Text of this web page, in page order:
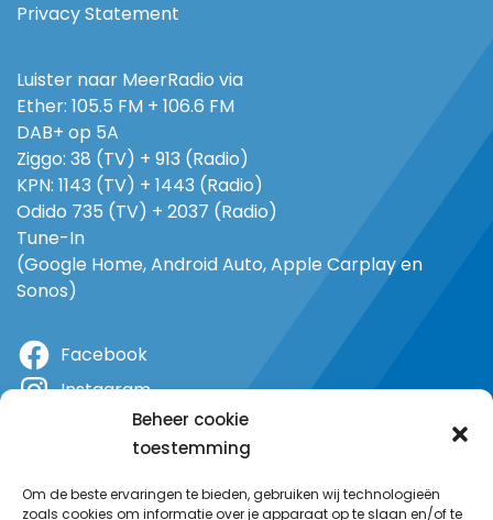
Beheer cookie
toestemming
Om de beste ervaringen te bieden, gebruiken wij technologieën
zoals cookies om informatie over je apparaat op te slaan en/of te
Privacy Statement
Luister naar MeerRadio via
Ether: 105.5 FM + 106.6 FM
DAB+ op 5A
Ziggo: 38 (TV) + 913 (Radio)
KPN: 1143 (TV) + 1443 (Radio)
Odido 735 (TV) + 2037 (Radio)
Tune-In
(Google Home, Android Auto, Apple Carplay en
Sonos)
Facebook
Instagram
YouTube